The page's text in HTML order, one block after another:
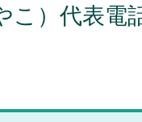
こ）代表電